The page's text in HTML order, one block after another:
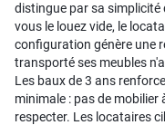
distingue par sa simplicité
vous le louez vide, le
configuration génère une
transporté ses meubles
Les baux de 3 ans
minimale : pas de mobilier
respecter. Les locataires